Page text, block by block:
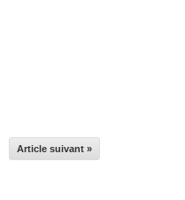
Article suivant »